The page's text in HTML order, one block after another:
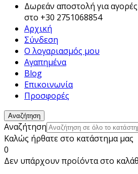
Δωρεάν αποστολή για
στο +30 2751068854
Αρχική
Σύνδεση
Ο λογαριασμός μου
Αγαπημένα
Blog
Επικοινωνία
Προσφορές
Αναζήτηση
Αναζήτηση
Καλώς ήρθατε στο κατάστημα μας
0
Δεν υπάρχουν προίόντα στο